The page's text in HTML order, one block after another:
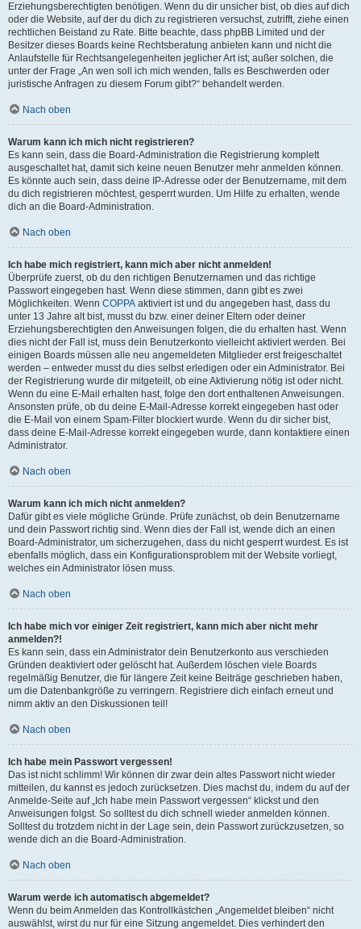
Erziehungsberechtigten benötigen. Wenn du dir unsicher bist, ob dies auf dich
oder die Website, auf der du dich zu registrieren versuchst, zutrifft, ziehe einen
rechtlichen Beistand zu Rate. Bitte beachte, dass phpBB Limited und der
Besitzer dieses Boards keine Rechtsberatung anbieten kann und nicht die
Anlaufstelle für Rechtsangelegenheiten jeglicher Art ist; außer solchen, die
unter der Frage „An wen soll ich mich wenden, falls es Beschwerden oder
juristische Anfragen zu diesem Forum gibt?“ behandelt werden.
Nach oben
Warum kann ich mich nicht registrieren?
Es kann sein, dass die Board-Administration die Registrierung komplett
ausgeschaltet hat, damit sich keine neuen Benutzer mehr anmelden können.
Es könnte auch sein, dass deine IP-Adresse oder der Benutzername, mit dem
du dich registrieren möchtest, gesperrt wurden. Um Hilfe zu erhalten, wende
dich an die Board-Administration.
Nach oben
Ich habe mich registriert, kann mich aber nicht anmelden!
Überprüfe zuerst, ob du den richtigen Benutzernamen und das richtige
Passwort eingegeben hast. Wenn diese stimmen, dann gibt es zwei
Möglichkeiten. Wenn COPPA aktiviert ist und du angegeben hast, dass du
unter 13 Jahre alt bist, musst du bzw. einer deiner Eltern oder deiner
Erziehungsberechtigten den Anweisungen folgen, die du erhalten hast. Wenn
dies nicht der Fall ist, muss dein Benutzerkonto vielleicht aktiviert werden. Bei
einigen Boards müssen alle neu angemeldeten Mitglieder erst freigeschaltet
werden – entweder musst du dies selbst erledigen oder ein Administrator. Bei
der Registrierung wurde dir mitgeteilt, ob eine Aktivierung nötig ist oder nicht.
Wenn du eine E-Mail erhalten hast, folge den dort enthaltenen Anweisungen.
Ansonsten prüfe, ob du deine E-Mail-Adresse korrekt eingegeben hast oder
die E-Mail von einem Spam-Filter blockiert wurde. Wenn du dir sicher bist,
dass deine E-Mail-Adresse korrekt eingegeben wurde, dann kontaktiere einen
Administrator.
Nach oben
Warum kann ich mich nicht anmelden?
Dafür gibt es viele mögliche Gründe. Prüfe zunächst, ob dein Benutzername
und dein Passwort richtig sind. Wenn dies der Fall ist, wende dich an einen
Board-Administrator, um sicherzugehen, dass du nicht gesperrt wurdest. Es ist
ebenfalls möglich, dass ein Konfigurationsproblem mit der Website vorliegt,
welches ein Administrator lösen muss.
Nach oben
Ich habe mich vor einiger Zeit registriert, kann mich aber nicht mehr
anmelden?!
Es kann sein, dass ein Administrator dein Benutzerkonto aus verschieden
Gründen deaktiviert oder gelöscht hat. Außerdem löschen viele Boards
regelmäßig Benutzer, die für längere Zeit keine Beiträge geschrieben haben,
um die Datenbankgröße zu verringern. Registriere dich einfach erneut und
nimm aktiv an den Diskussionen teil!
Nach oben
Ich habe mein Passwort vergessen!
Das ist nicht schlimm! Wir können dir zwar dein altes Passwort nicht wieder
mitteilen, du kannst es jedoch zurücksetzen. Dies machst du, indem du auf der
Anmelde-Seite auf „Ich habe mein Passwort vergessen“ klickst und den
Anweisungen folgst. So solltest du dich schnell wieder anmelden können.
Solltest du trotzdem nicht in der Lage sein, dein Passwort zurückzusetzen, so
wende dich an die Board-Administration.
Nach oben
Warum werde ich automatisch abgemeldet?
Wenn du beim Anmelden das Kontrollkästchen „Angemeldet bleiben“ nicht
auswählst, wirst du nur für eine Sitzung angemeldet. Dies verhindert den